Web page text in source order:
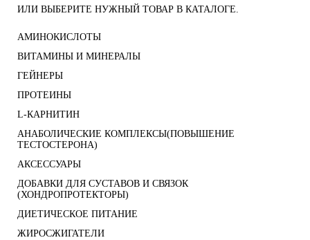
ИЛИ ВЫБЕРИТЕ НУЖНЫЙ ТОВАР В КАТАЛОГЕ.
АМИНОКИСЛОТЫ
ВИТАМИНЫ И МИНЕРАЛЫ
ГЕЙНЕРЫ
ПРОТЕИНЫ
L-КАРНИТИН
АНАБОЛИЧЕСКИЕ КОМПЛЕКСЫ(ПОВЫШЕНИЕ
ТЕСТОСТЕРОНА)
АКСЕССУАРЫ
ДОБАВКИ ДЛЯ СУСТАВОВ И СВЯЗОК
(ХОНДРОПРОТЕКТОРЫ)
ДИЕТИЧЕСКОЕ ПИТАНИЕ
ЖИРОСЖИГАТЕЛИ